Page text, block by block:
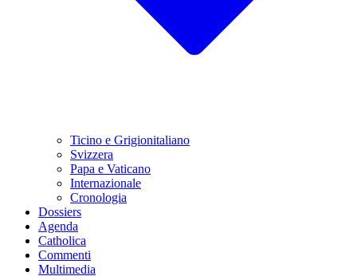
Ticino e Grigionitaliano
Svizzera
Papa e Vaticano
Internazionale
Cronologia
Dossiers
Agenda
Catholica
Commenti
Multimedia